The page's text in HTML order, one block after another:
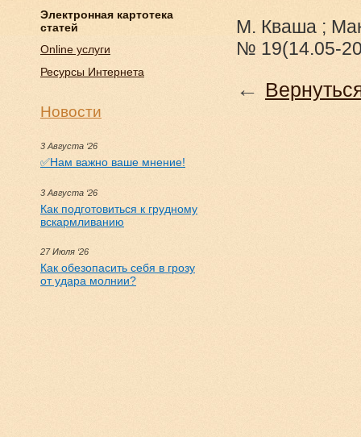
Электронная картотека
статей
Online услуги
Ресурсы Интернета
Новости
3 Августа ‘26
✅Нам важно ваше мнение!
3 Августа ‘26
Как подготовиться к грудному
вскармливанию
27 Июля ‘26
Как обезопасить себя в грозу
от удара молнии?
М. Кваша ;
№ 19(14.05-
←